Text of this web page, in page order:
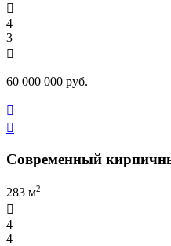

4
3

60 000 000 руб.


Современный
283 м2

4
4